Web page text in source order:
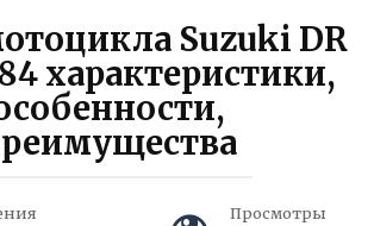
Suzuki DR
характеристики,
Просмотры